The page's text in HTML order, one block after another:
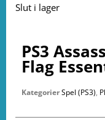
Slut i lager
PS3
Flag
KategorierSpel (PS3),